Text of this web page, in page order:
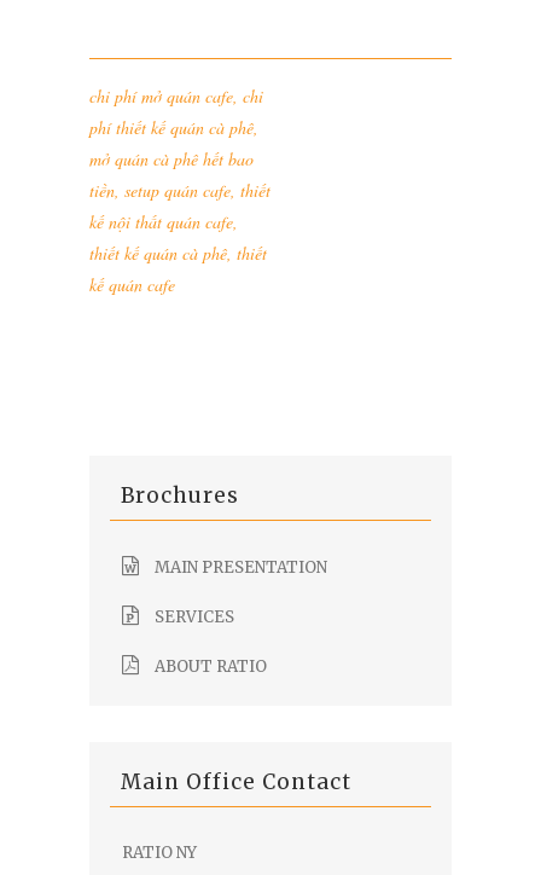
chi phí mở quán cafe, chi
phí thiết kế quán cà phê,
mở quán cà phê hết bao
tiền, setup quán cafe, thiết
kế nội thất quán cafe,
thiết kế quán cà phê, thiết
kế quán cafe
Brochures
MAIN PRESENTATION
SERVICES
ABOUT RATIO
Main Office Contact
RATIO NY